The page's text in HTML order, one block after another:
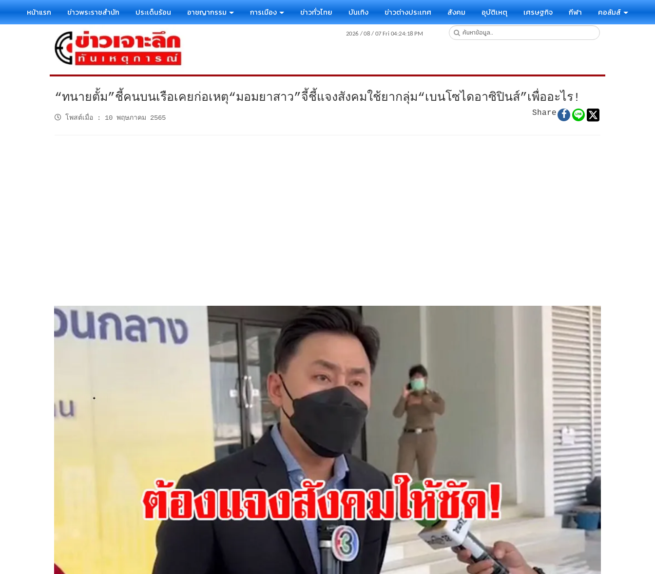
หน้าแรก ข่าวพระราชสำนัก ประเด็นร้อน อาชญากรรม การเมือง ข่าวทั่วไทย บันเทิง ข่าวต่างประเทศ สังคม อุบัติเหตุ เศรษฐกิจ กีฬา คอลัมส์
“ทนายตั้ม”ชี้คนบนเรือเคยก่อเหตุ“มอมยาสาว”จี้ชี้แจงสังคมใช้ยากลุ่ม“เบนโซไดอาซิปินส์”เพื่ออะไร!
โพสต์เมื่อ : 10 พฤษภาคม 2565
Share